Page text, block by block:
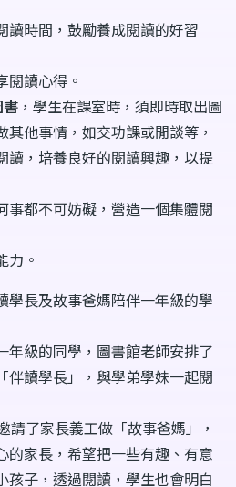
讀時間，鼓勵養成閱讀的好習
閱讀心得。
書 ，學生在課室時，須即時取出圖
其他事情，如交功課或閒談等，
讀，培養良好的閱讀興趣，以提
事都不可妨礙，營造一個集體閱
力。
學長及故事爸媽陪伴一年級的學
年級的同學，圖書館老師安排了
伴讀學長」，與學弟學妹一起閱
請了家長義工做「故事爸媽」，
的家長，希望把一些有趣、有意
孩子，透過閱讀，學生也會明白